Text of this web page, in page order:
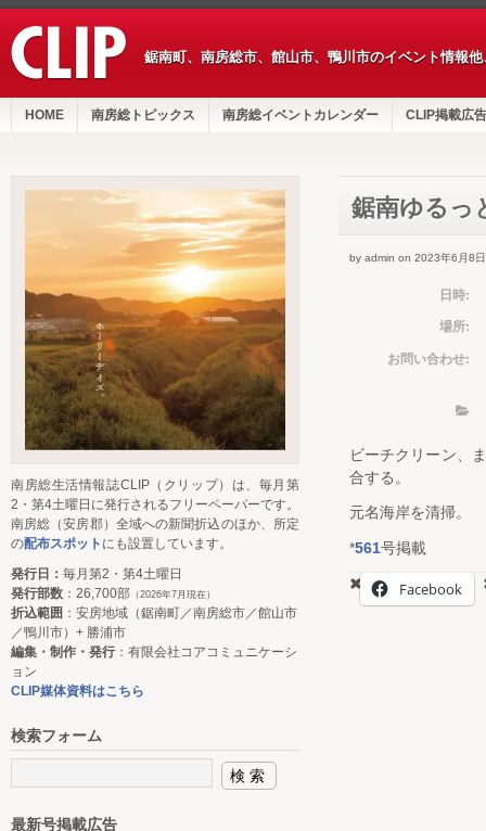
鋸南町、南房総市、館山市、鴨川市のイベント情報
HOME 南房総トピックス 南房総イベントカレンダー CLIP掲載広告
鋸南ゆるっ
by admin on 2023年6月8日
日時:
場所:
お問い合わせ:
ビーチクリーン、
合する。
元名海岸を清掃。
*561号掲載
Facebook
南房総生活情報誌CLIP（クリップ）は、毎月第
2・第4土曜日に発行されるフリーペーパーです。
南房総（安房郡）全域への新聞折込のほか、所定
の配布スポット にも設置しています。
発行日： 毎月第2・第4土曜日
発行部数 ：26,700部 （2026年7月現在）
折込範囲 ：安房地域（鋸南町／南房総市／館山市
／鴨川市）+ 勝浦市
編集・制作・発行：有限会社コアコミュニケーシ
ョン
CLIP媒体資料はこちら
検索フォーム
最新号掲載広告